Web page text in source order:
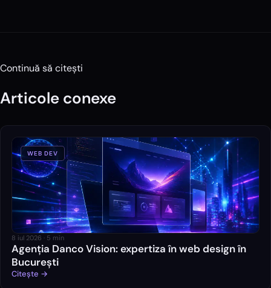
Continuă să citești
Articole conexe
WEB DEV
8 iul 2026 · 5 min
Agenția Danco Vision: expertiza în web design în
București
Citește →